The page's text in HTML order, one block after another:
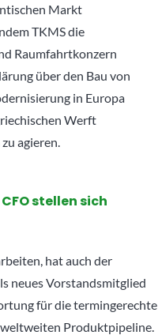
Markt
TKMS die
Raumfahrtkonzern
über den Bau von
in Europa
Werft
agieren.
stellen sich
hat auch der
neues Vorstandsmitglied
für die termingerechte
Produktpipeline.